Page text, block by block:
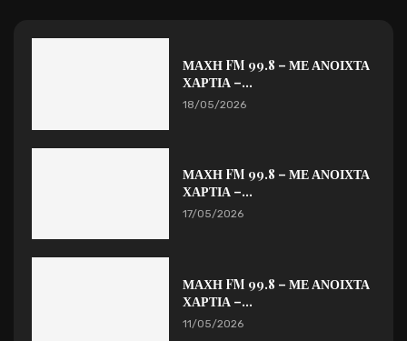
ΜΑΧΗ FM 99.8 – ΜΕ ΑΝΟΙΧΤΑ
ΧΑΡΤΙΑ –...
18/05/2026
ΜΑΧΗ FM 99.8 – ΜΕ ΑΝΟΙΧΤΑ
ΧΑΡΤΙΑ –...
17/05/2026
ΜΑΧΗ FM 99.8 – ΜΕ ΑΝΟΙΧΤΑ
ΧΑΡΤΙΑ –...
11/05/2026